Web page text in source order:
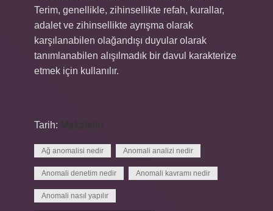
Terim, genellikle, zihinsellikte refah, kurallar,
adalet ve zihinsellikte ayrışma olarak
karşılanabilen olağandışı duyular olarak
tanımlanabilen alışılmadık bir davul karakterize
etmek için kullanılır.
Tarih:
Ağ anomalisi nedir Anomali analizi nedir
Anomali denetim nedir Anomali kavramı nedir
Anomali nasıl yapılır